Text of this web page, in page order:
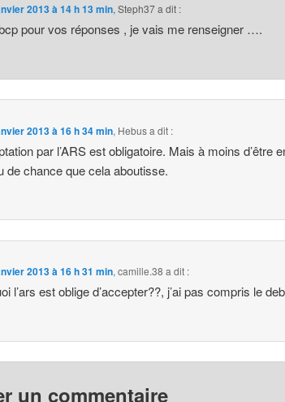
2013 à 14 h 13 min,Steph37a dit :
pour vos réponses , je vais me renseigner ….
2013 à 16 h 34 min, Hebusa dit :
par l’ARS est obligatoire. Mais à moins d’être
de chance que cela aboutisse.
2013 à 16 h 31 min,camille.38 a dit :
l’ars est oblige d’accepter??, j’ai pas compris le
un commentaire